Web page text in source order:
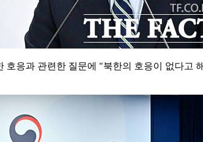
호응과 관련한 질문에 "북한의 호응이 없다